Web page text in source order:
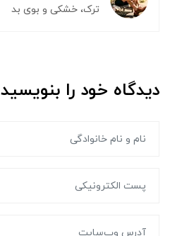
ترک، خشکی و بوی بد
دیدگاه خود را بنویسید